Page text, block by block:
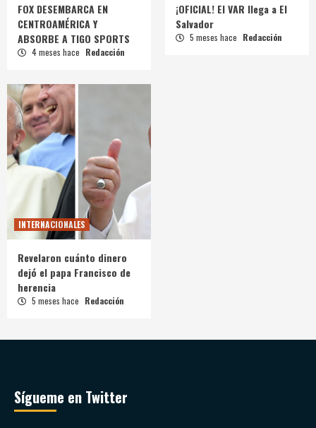
FOX DESEMBARCA EN
CENTROAMÉRICA Y
ABSORBE A TIGO SPORTS
4 meses hace Redacción
¡OFICIAL! El VAR llega a El
Salvador
5 meses hace Redacción
INTERNACIONALES
Revelaron cuánto dinero
dejó el papa Francisco de
herencia
5 meses hace Redacción
Sígueme en Twitter